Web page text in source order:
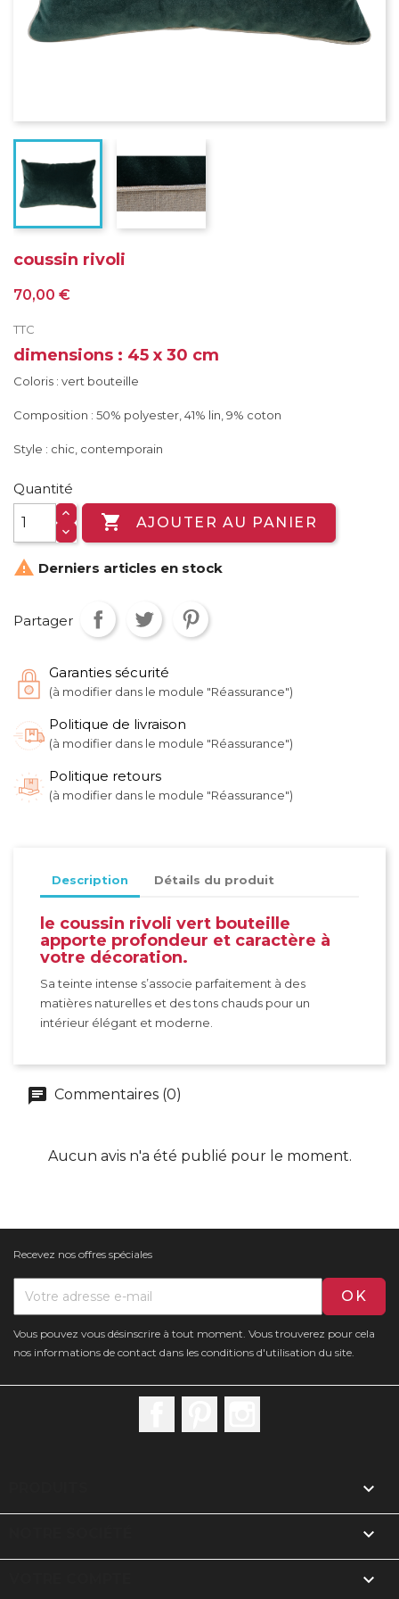
coussin rivoli
70,00 €
TTC
dimensions : 45 x 30 cm
Coloris : vert bouteille
Composition : 50% polyester, 41% lin, 9% coton
Style : chic, contemporain
Quantité
 AJOUTER AU PANIER
 Derniers articles en stock
Partager
Garanties sécurité
(à modifier dans le module "Réassurance")
Politique de livraison
(à modifier dans le module "Réassurance")
Politique retours
(à modifier dans le module "Réassurance")
Description Détails du produit
le coussin rivoli vert bouteille
apporte profondeur et caractère à
votre décoration.
Sa teinte intense s’associe parfaitement à des
matières naturelles et des tons chauds pour un
intérieur élégant et moderne.
Commentaires (0)
Aucun avis n'a été publié pour le moment.
Recevez nos offres spéciales
Vous pouvez vous désinscrire à tout moment. Vous trouverez pour cela
nos informations de contact dans les conditions d'utilisation du site.


